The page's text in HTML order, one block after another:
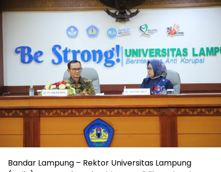
Bandar Lampung – Rektor Universitas Lampung